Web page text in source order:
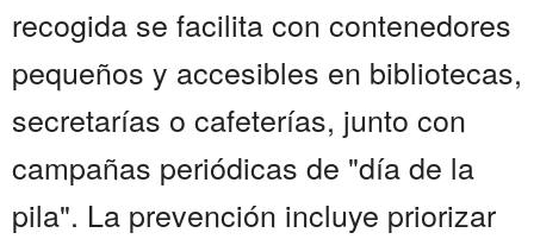
recogida se facilita con contenedores
pequeños y accesibles en bibliotecas,
secretarías o cafeterías, junto con
campañas periódicas de "día de la
pila". La prevención incluye priorizar